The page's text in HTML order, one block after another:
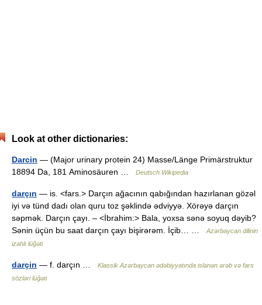
Look at other dictionaries:
Darcin — (Major urinary protein 24) Masse/Länge Primärstruktur
18894 Da, 181 Aminosäuren …
Deutsch Wikipedia
darçın — is. <fars.> Darçın ağacının qabığından hazırlanan gözəl
iyi və tünd dadı olan quru toz şəklində ədviyyə. Xörəyə darçın
səpmək. Darçın çayı. – <İbrahim:> Bala, yoxsa sənə soyuq dəyib?
Sənin üçün bu saat darçın çayı bişirərəm. İçib… …
Azərbaycan dilinin
izahlı lüğəti
darçin — f. darçın …
Klassik Azərbaycan ədəbiyyatında islənən ərəb və fars
sözləri lüğəti